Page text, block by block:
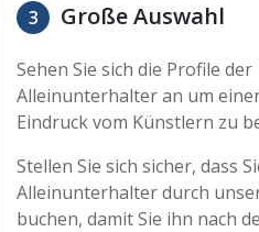
3 Große Auswahl
Sehen Sie sich die Profile der
Alleinunterhalter an um
Eindruck vom Künstlern zu
Stellen Sie sich sicher, dass
Alleinunterhalter durch
buchen, damit Sie ihn nach